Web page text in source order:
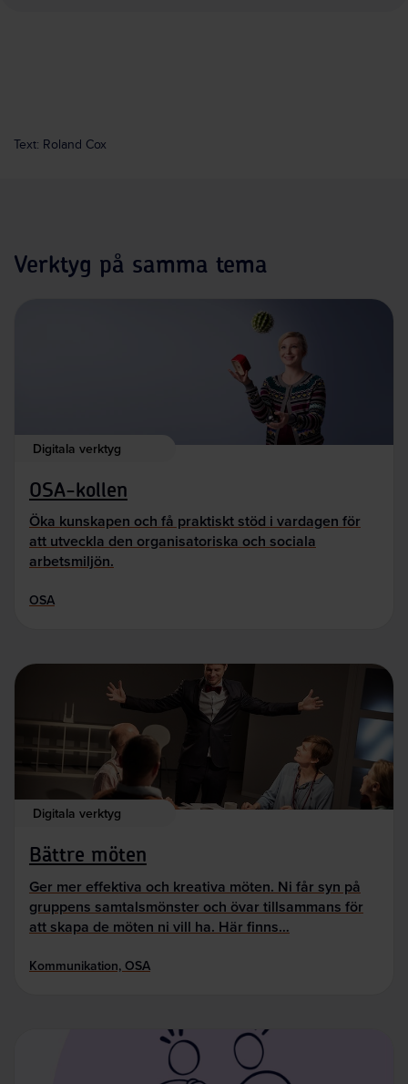
Text: Roland Cox
Verktyg på samma tema
Digitala verktyg
OSA-kollen
Öka kunskapen och få praktiskt stöd i vardagen för
att utveckla den organisatoriska och sociala
arbetsmiljön.
OSA
Digitala verktyg
Bättre möten
Ger mer effektiva och kreativa möten. Ni får syn på
gruppens samtalsmönster och övar tillsammans för
att skapa de möten ni vill ha. Här finns…
Kommunikation, OSA